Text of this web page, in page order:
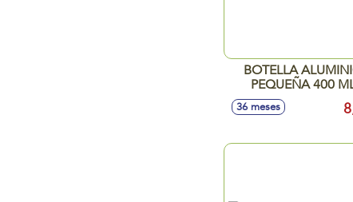
BOTELLA
PEQUEÑA 400
DINOSAUR
36 meses